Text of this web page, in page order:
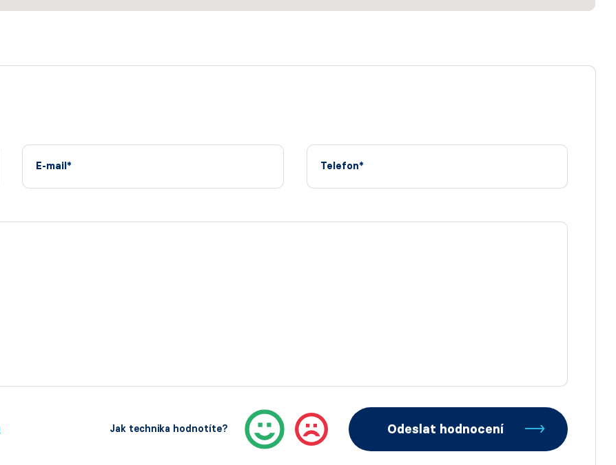
E-mail* Telefon*
Jak technika hodnotíte? Odeslat hodnocení